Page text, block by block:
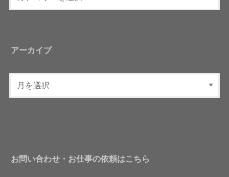
アーカイブ
お問い合わせ・お仕事の依頼はこちら